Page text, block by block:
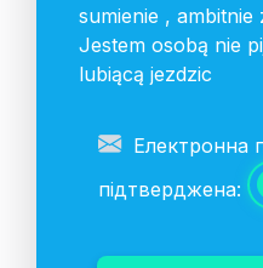
sumienie , ambitnie
Jestem osobą nie
lubiącą jezdzic
Електронна
підтверджена: